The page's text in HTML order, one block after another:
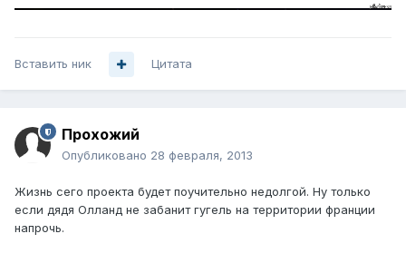
Вставить ник Цитата
Прохожий
Опубликовано 28 февраля, 2013
Жизнь сего проекта будет поучительно недолгой. Ну только
если дядя Олланд не забанит гугель на территории франции
напрочь.